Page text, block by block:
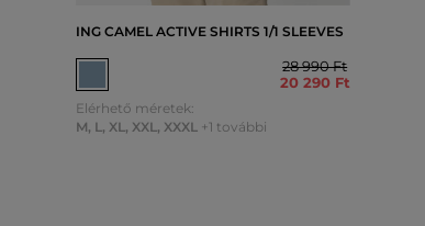
ING CAMEL ACTIVE SHIRTS 1/1 SLEEVES
28 990 Ft
20 290 Ft
Elérhető méretek:
M, L, XL, XXL, XXXL +1 további